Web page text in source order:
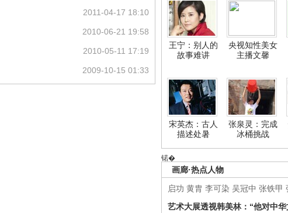
王宁：别人的
故事难讲
央视知性美女
主播文馨
宋英杰：古人
描述处暑
张泉灵：完成
冰桶挑战
锘�
画廊·热点人物
启功 黄胄 李可染 吴冠中 张铁甲
艺术大展透视韩美林：“他对中
2011-04-17 18:10
2010-06-21 19:58
2010-05-11 17:19
2009-10-15 01:33